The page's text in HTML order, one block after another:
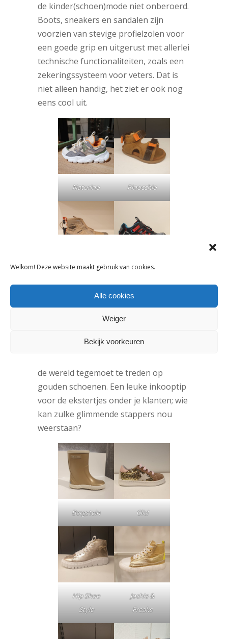
Welkom! Deze website maakt gebruik van cookies.
Alle cookies
Weiger
Bekijk voorkeuren
de kinder(schoen)mode niet onberoerd.
Boots, sneakers en sandalen zijn
voorzien van stevige profielzolen voor
een goede grip en uitgerust met allerlei
technische functionaliteiten, zoals een
zekeringssysteem voor veters. Dat is
niet alleen handig, het ziet er ook nog
eens cool uit.
Naturino Pinocchio
Palladium Sketchers
Golden girls – meisjes
Goud is dé trendkleur in de nieuwe
Begrijpelijk, want na zo lang binnen te
de wereld tegemoet te treden op
gouden schoenen. Een leuke inkooptip
voor de ekstertjes onder je klanten; wie
kan zulke glimmende stappers nou
weerstaan?
Bergstein Clic!
Hip Shoe
Style
Jochie &
Freaks